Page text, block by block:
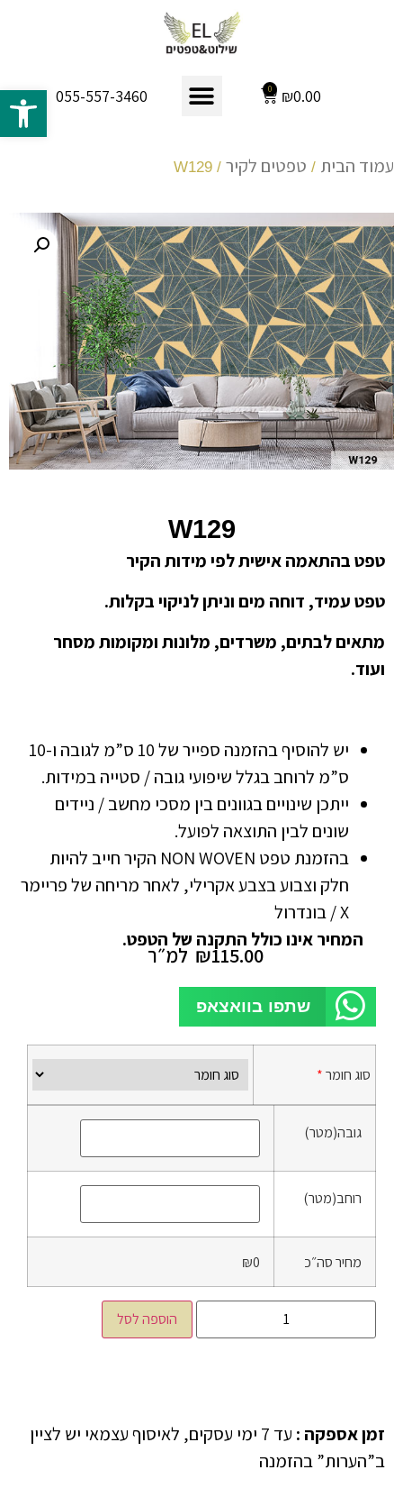
₪0.00
0
055-557-3460
עמוד הבית / טפטים לקיר / W129
W129
טפט בהתאמה אישית לפי מידות הקיר
טפט עמיד, דוחה מים וניתן לניקוי בקלות.
מתאים לבתים, משרדים, מלונות ומקומות מסחר
ועוד.
יש להוסיף בהזמנה ספייר של 10 ס”מ לגובה ו-10
ס”מ לרוחב בגלל שיפועי גובה / סטייה במידות.
ייתכן שינויים בגוונים בין מסכי מחשב / ניידים
שונים לבין התוצאה לפועל.
בהזמנת טפט NON WOVEN הקיר חייב להיות
חלק וצבוע בצבע אקרילי, לאחר מריחה של פריימר
X / בונדרול
המחיר אינו כולל התקנה של הטפט.
₪115.00 למ״ר
שתפו בוואצאפ
סוג חומר*
גובה(מטר)
רוחב(מטר)
מחיר סה״כ ₪0
הוספה לסל
זמן אספקה :
עד 7 ימי עסקים, לאיסוף עצמאי יש לציין
ב”הערות” בהזמנה